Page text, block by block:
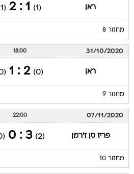
ראן (1)
1 : 2
(1)
מחזור 8
31/10/2020
18:00
ראן (0)
2 : 1
(0)
מחזור 9
07/11/2020
22:00
פריז סן ז'רמן (2)
3 : 0
(0)
מחזור 10